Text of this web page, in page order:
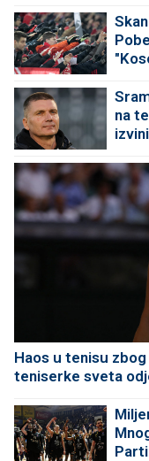
na
Haos u tenisu
teniserke sveta